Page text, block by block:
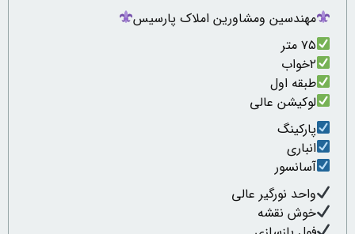
مهندسین ومشاورین املاک پارسیس
۷۵ متر
۲خواب
طبقه اول
لوکیشن عالی
پارکینگ
انباری
آسانسور
واحد نورگیر عالی
خوش نقشه